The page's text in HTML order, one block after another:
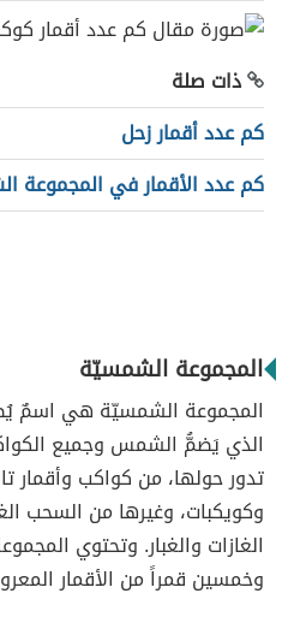
ذات صلة
كم عدد أقمار زحل
كم عدد الأقمار في المجموعة
المجموعة الشمسيّة
المجموعة الشمسيّة هي اسمٌ
الذي يَضمُّ الشمس وجميع
تدور حولها، من كواكب وأقمار
وكويكبات، وغيرها من السحب
الغازات والغبار. وتحتوي
وخمسين قمراً من الأقمار